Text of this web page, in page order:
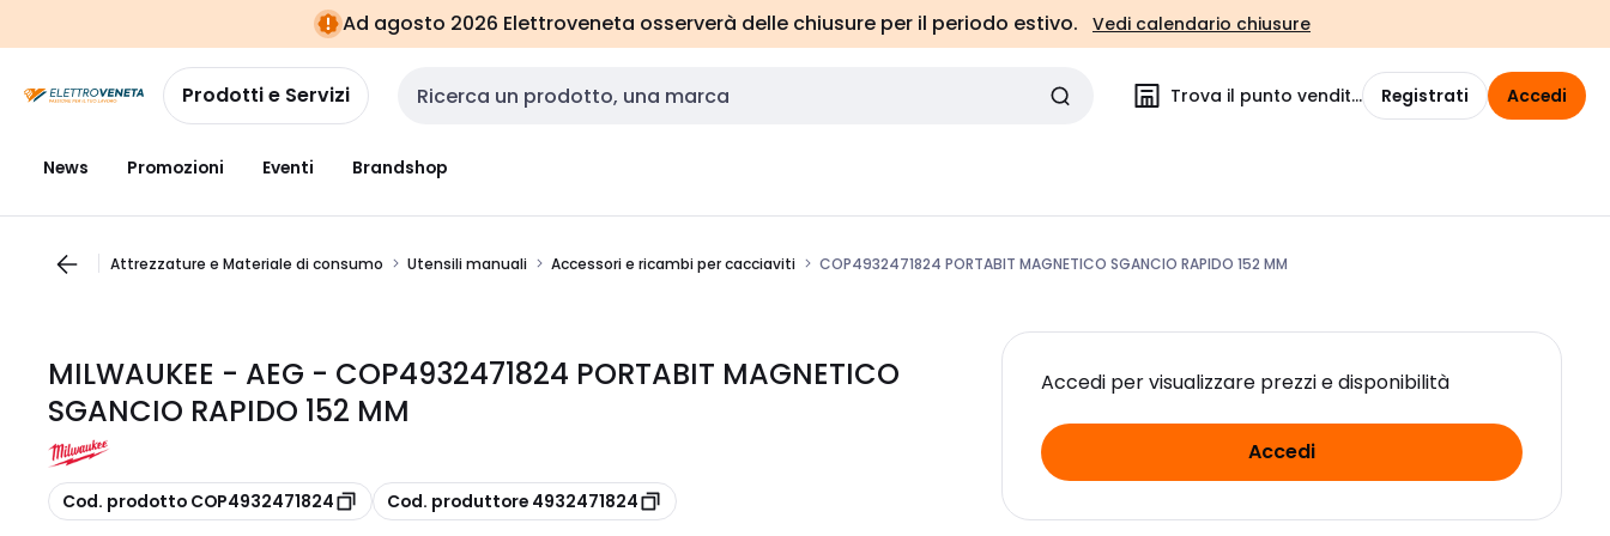
navigazionealla
pagina
Ad agosto 2026 Elettroveneta osserverà delle chiusure per il periodo estivo. Vedi calendario chiusure
Prodotti e Servizi Cerca input Trova il punto vendita Registrati Accedi
News Promozioni Eventi Brandshop
Attrezzature e Materiale di consumo Utensili manuali Accessori e ricambi per cacciaviti COP4932471824 PORTABIT MAGNETICO SGANCIO RAPIDO 152 MM
MILWAUKEE - AEG - COP4932471824 PORTABIT MAGNETICO
SGANCIO RAPIDO 152 MM
copia
Cod. prodotto COP4932471824 copia
Cod. produttore 4932471824
Accedi per visualizzare prezzi e disponibilità
Accedi